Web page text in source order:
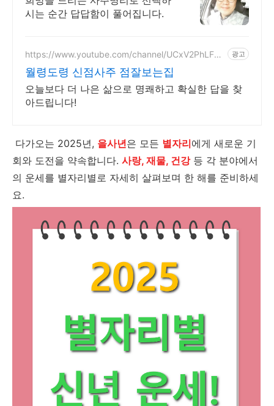
시는 순간 답답함이 풀어집니다.
https://www.youtube.com/channel/UCxV2PhLFg
광고
월령도령 신점사주 점잘보는집
오늘보다 더 나은 삶으로 명쾌하고 확실한 답을 찾
아드립니다!
다가오는 2025년, 을사년은 모든 별자리에게 새로운 기
회와 도전을 약속합니다. 사랑, 재물, 건강등 각 분야에서
의 운세를 별자리별로 자세히 살펴보며 한 해를 준비하세
요.